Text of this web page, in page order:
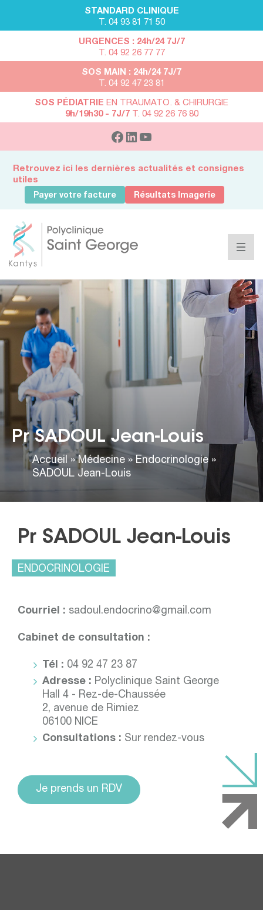
STANDARD CLINIQUE
T. 04 93 81 71 50
URGENCES : 24h/24 7J/7
T. 04 92 26 77 77
SOS MAIN : 24h/24 7J/7
T. 04 92 47 23 81
SOS PÉDIATRIE EN TRAUMATO. & CHIRURGIE
9h/19h30 - 7J/7T. 04 92 26 76 80
Retrouvez ici les dernières actualités et consignes
utiles
Payer votre facture Résultats Imagerie
Pr SADOUL Jean-Louis
Accueil »Médecine » Endocrinologie»
SADOUL Jean-Louis
Pr SADOUL Jean-Louis
ENDOCRINOLOGIE
Courriel : sadoul.endocrino@gmail.com
Cabinet de consultation :
Tél : 04 92 47 23 87
Adresse : Polyclinique Saint George
Hall 4 - Rez-de-Chaussée
2, avenue de Rimiez
06100 NICE
Consultations : Sur rendez-vous
Je prends un RDV